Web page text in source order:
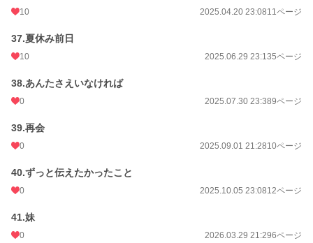
10 2025.04.20 23:0811ページ
37.夏休み前日
10 2025.06.29 23:135ページ
38.あんたさえいなければ
0 2025.07.30 23:389ページ
39.再会
0 2025.09.01 21:2810ページ
40.ずっと伝えたかったこと
0 2025.10.05 23:0812ページ
41.妹
0 2026.03.29 21:296ページ